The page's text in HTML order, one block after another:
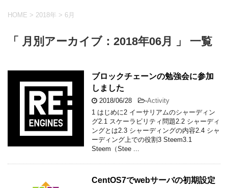
HOME > 2018年 > 6月
「 月別アーカイブ：2018年06月 」 一覧
ブロックチェーンの勉強会に参加
しました
2018/06/28 -Activity
1 はじめに2 イーサリアムのシャーディン
グ2.1 スケーラビリティ問題2.2 シャーディ
ングとは2.3 シャーディングの内容2.4 シャ
ーディング上での役割3 Steem3.1
Steem（Stee ...
CentOS7でwebサーバの初期設定